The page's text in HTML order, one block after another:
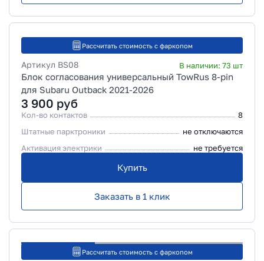
Рассчитать стоимость с фаркопом
Артикул BS08 В наличии: 73 шт
Блок согласования универсальный TowRus 8-pin
для Subaru Outback 2021-2026
3 900 руб
Кол-во контактов
8
Штатные парктроники
не отключаются
Активация электрики
не требуется
Купить
Заказать в 1 клик
Рассчитать стоимость с фаркопом